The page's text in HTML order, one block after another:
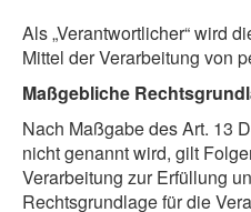
Als „Verantwortlicher“ wird
Mittel der Verarbeitung von
Maßgebliche
Nach Maßgabe des Art. 13
nicht genannt wird, gilt
Verarbeitung zur Erfüllung
Rechtsgrundlage für die